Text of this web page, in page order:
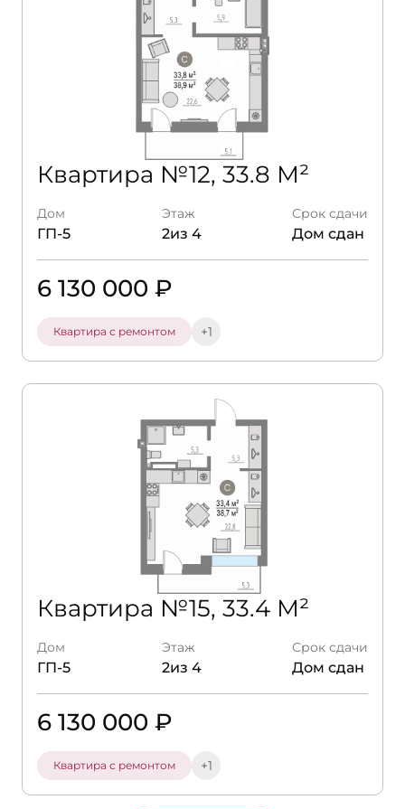
Квартира №12, 33.8 М²
Дом
ГП-5
Этаж
2из 4
Срок сдачи
Дом сдан
6 130 000 ₽
Квартира с ремонтом +1
Квартира №15, 33.4 М²
Дом
ГП-5
Этаж
2из 4
Срок сдачи
Дом сдан
6 130 000 ₽
Квартира с ремонтом +1